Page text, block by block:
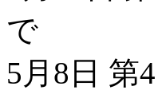
で
5月8日 第